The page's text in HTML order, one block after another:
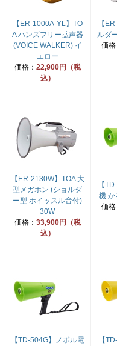
【ER-1000A-YL】TO
A ハンズフリー拡声器
(VOICE WALKER) イ
エロー
価格： 22,900円（税
込）
【
ルダ
価
【ER-2130W】TOA 大
型メガホン (ショルダ
ー型 ホイッスル音付)
30W
価格： 33,900円（税
込）
【
機 か
価
【TD-504G】ノボル電
【